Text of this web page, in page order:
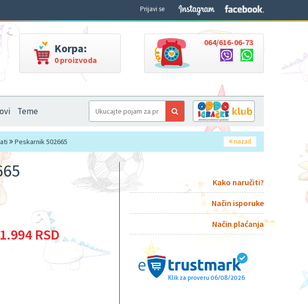
Prijavi se
Korpa:
0 proizvoda
064/616-06-73
Teme
Peskarnik 502665 nazad
1.994 RSD
Kako naručiti?
Način isporuke
Način plaćanja